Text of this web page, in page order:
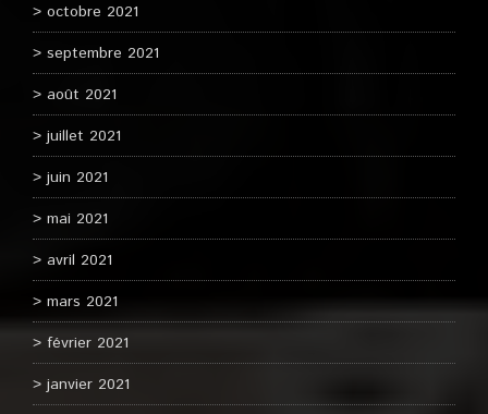
octobre 2021
septembre 2021
août 2021
juillet 2021
juin 2021
mai 2021
avril 2021
mars 2021
février 2021
janvier 2021